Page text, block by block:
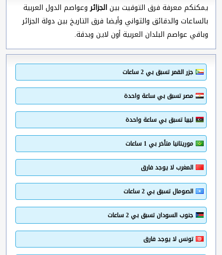
يمكنكم معرفة فرق التوقيت بينالجزائروعواصم الدول العربية
بالساعات والدقائق والثواني وأيضا فرق التاريخ بين دولة الجزائر
وباقي عواصم البلدان العربية أون لاين وبدقة.
جزر القمر تسبق بي 2 ساعات
مصر تسبق بي ساعة واحدة
ليبيا تسبق بي ساعة واحدة
موريتانيا متأخر بي 1 ساعات
المغرب لا يوجد فارق
الصومال تسبق بي 2 ساعات
جنوب السودان تسبق بي 2 ساعات
تونس لا يوجد فارق